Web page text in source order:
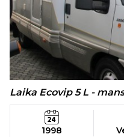
Laika Ecovip 5 L -
1998